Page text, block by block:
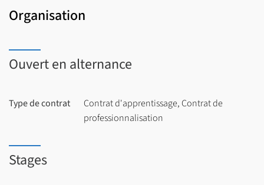
Organisation
Ouvert en alternance
Type de contrat
Contrat d'apprentissage, Contrat de
professionnalisation
Stages